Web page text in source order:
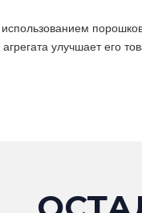
улучшает его